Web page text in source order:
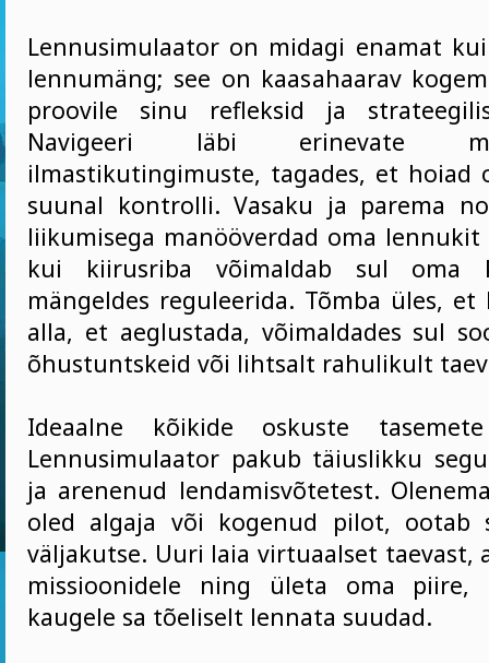
Lennusimulaator on midagi enamat
lennumäng; see on kaasahaarav
proovile sinu refleksid ja
Navigeeri läbi erinevate
ilmastikutingimuste, tagades, et hoiad
suunal kontrolli. Vasaku ja parema
liikumisega manööverdad oma lennukit
kui kiirusriba võimaldab sul oma
mängeldes reguleerida. Tõmba üles,
alla, et aeglustada, võimaldades sul
õhustuntskeid või lihtsalt rahulikult
Ideaalne kõikide oskuste
Lennusimulaator pakub täiuslikku
ja arenenud lendamisvõtetest.
oled algaja või kogenud pilot, ootab
väljakutse. Uuri laia virtuaalset taevast,
missioonidele ning ületa oma piire,
kaugele sa tõeliselt lennata suudad.